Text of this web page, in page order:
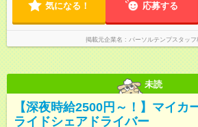
気になる！ 応募する
掲載元企業名 パーソルテンプスタッフ
未読
【深夜時給2500円～！】マイカ
ライドシェアドライバー